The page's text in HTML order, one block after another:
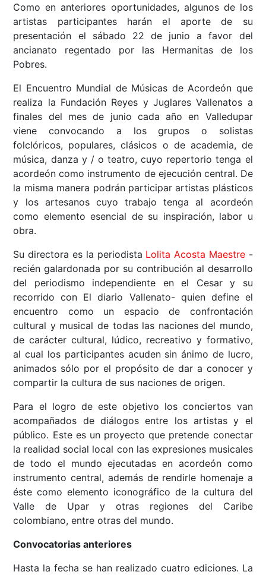
Como en anteriores oportunidades, algunos de los
artistas participantes harán el aporte de su
presentación el sábado 22 de junio a favor del
ancianato regentado por las Hermanitas de los
Pobres.
El Encuentro Mundial de Músicas de Acordeón que
realiza la Fundación Reyes y Juglares Vallenatos a
finales del mes de junio cada año en Valledupar
viene convocando a los grupos o solistas
folclóricos, populares, clásicos o de academia, de
música, danza y / o teatro, cuyo repertorio tenga el
acordeón como instrumento de ejecución central. De
la misma manera podrán participar artistas plásticos
y los artesanos cuyo trabajo tenga al acordeón
como elemento esencial de su inspiración, labor u
obra.
Su directora es la periodista Lolita Acosta Maestre-
recién galardonada por su contribución al desarrollo
del periodismo independiente en el Cesar y su
recorrido con El diario Vallenato- quien define el
encuentro como un espacio de confrontación
cultural y musical de todas las naciones del mundo,
de carácter cultural, lúdico, recreativo y formativo,
al cual los participantes acuden sin ánimo de lucro,
animados sólo por el propósito de dar a conocer y
compartir la cultura de sus naciones de origen.
Para el logro de este objetivo los conciertos van
acompañados de diálogos entre los artistas y el
público. Este es un proyecto que pretende conectar
la realidad social local con las expresiones musicales
de todo el mundo ejecutadas en acordeón como
instrumento central, además de rendirle homenaje a
éste como elemento iconográfico de la cultura del
Valle de Upar y otras regiones del Caribe
colombiano, entre otras del mundo.
Convocatorias anteriores
Hasta la fecha se han realizado cuatro ediciones. La